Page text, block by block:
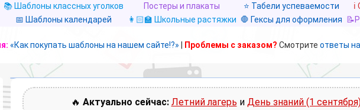
📚 Шаблоны классных уголков Постеры и плакаты ⭐ Табели успеваемости
📅 Шаблоны календарей 👩🏻‍🏫 Школьные растяжки 🛑 Гексы для оформления
«Как покупать шаблоны на нашем сайте!?» Проблемы с заказом? Смотрите ответы
🔥 Актуально сейчас: Летний лагерь и День знаний (1